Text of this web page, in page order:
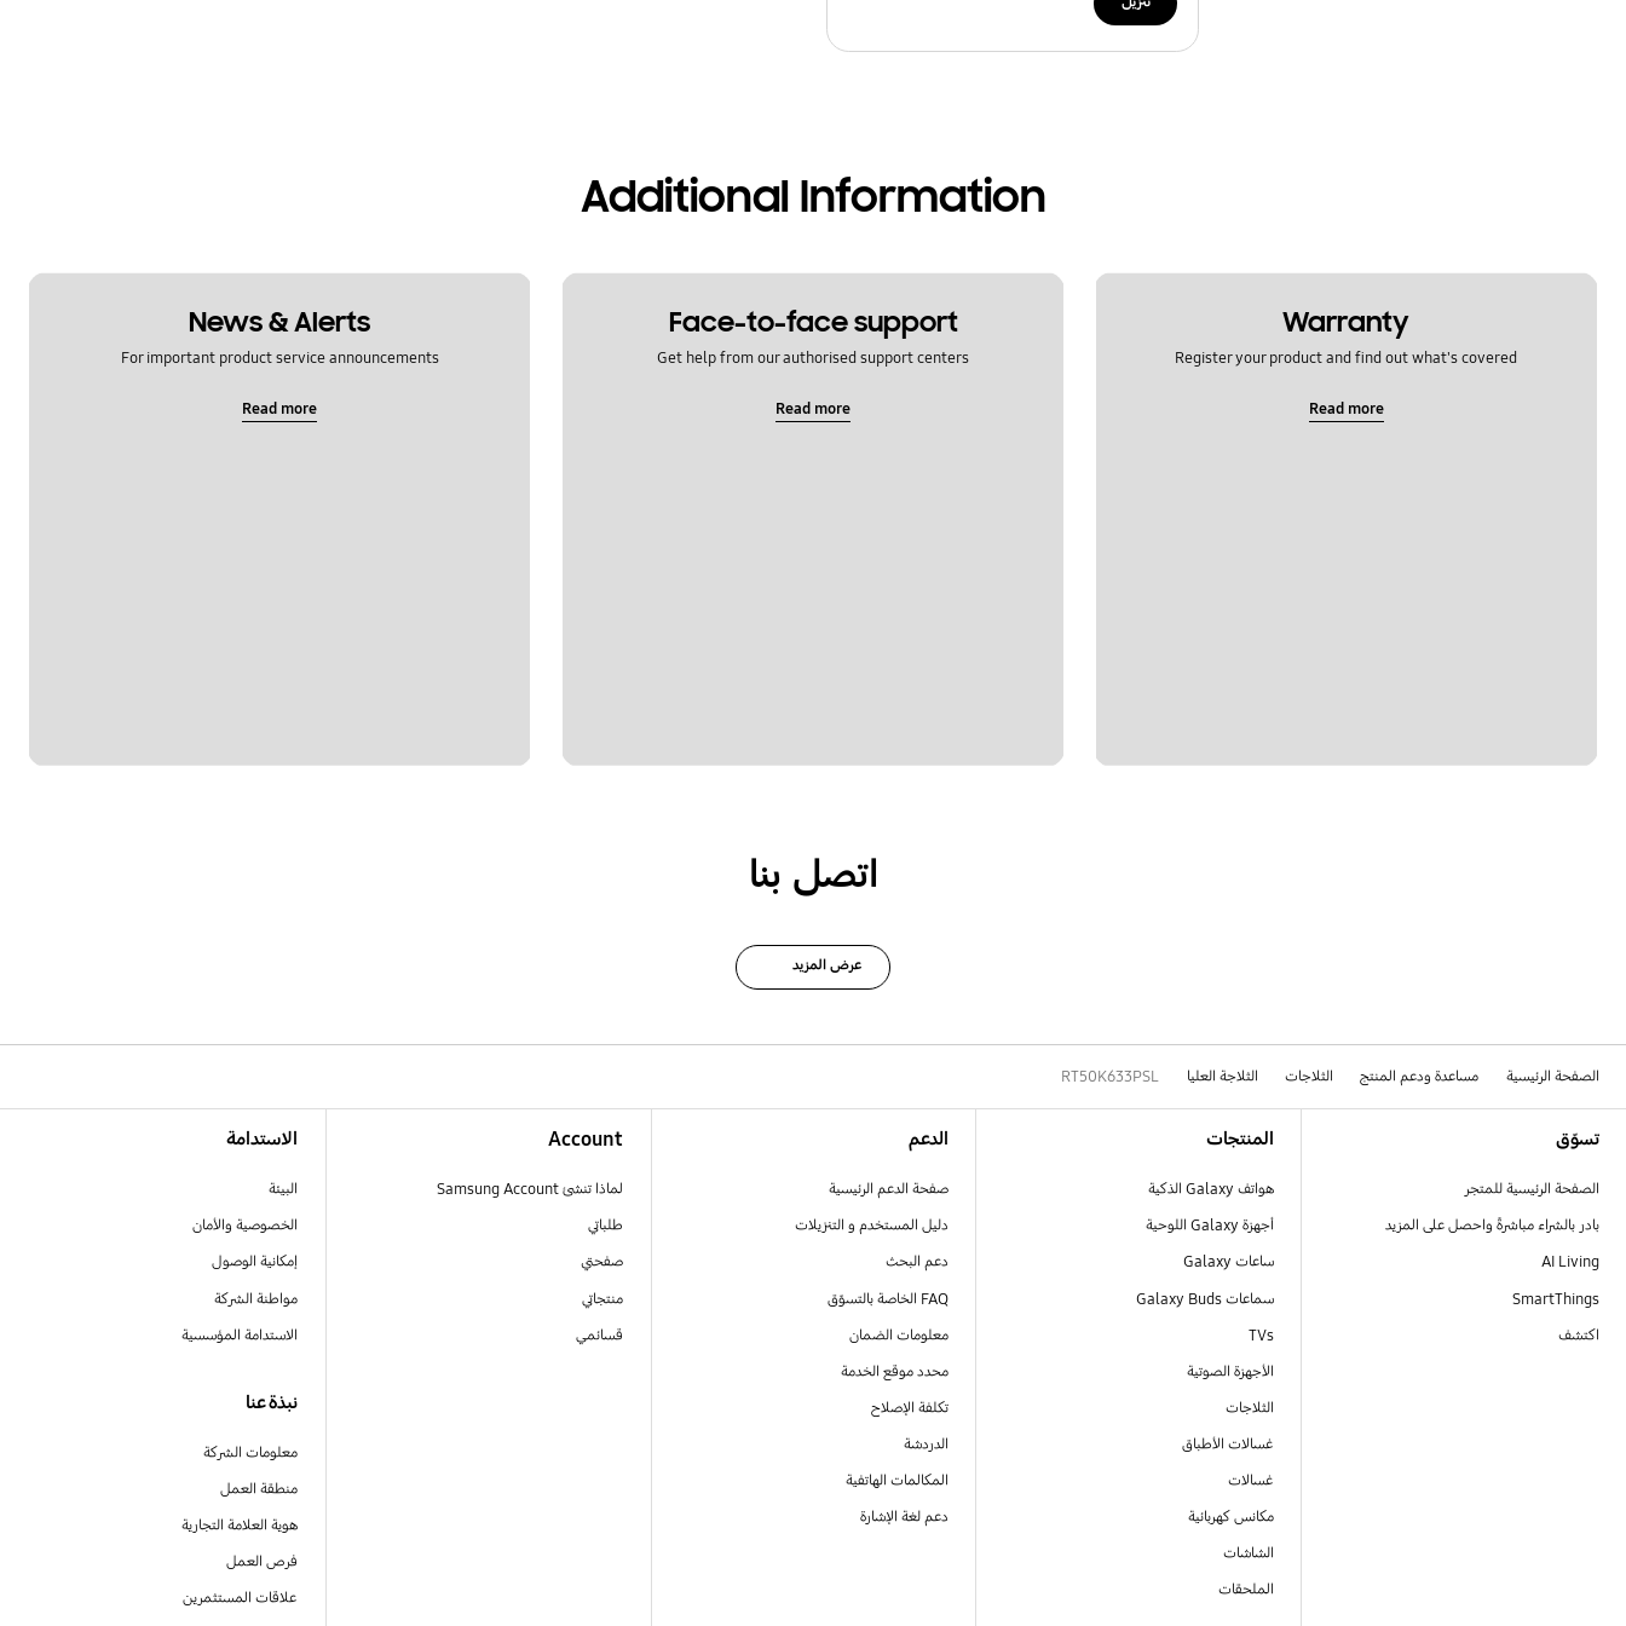
Additional Information
Warranty
Register your product and find out what's covered
Read more
Face-to-face support
Get help from our authorised support centers
Read more
News & Alerts
For important product service announcements
Read more
اتصل بنا
عرض المزيد
الصفحة الرئيسية مساعدة ودعم المنتج الثلاجات الثلاجة العليا RT50K633PSL
تسوّق
الصفحة الرئيسية للمتجر
بادر بالشراء مباشرةً واحصل على المزيد
AI Living
SmartThings
اكتشف
المنتجات
هواتف Galaxy الذكية
أجهزة Galaxy اللوحية
ساعات Galaxy
سماعات Galaxy Buds
TVs
الأجهزة الصوتية
الثلاجات
غسالات الأطباق
غسالات
مكانس كهربائية
الشاشات
الملحقات
الدعم
صفحة الدعم الرئيسية
دليل المستخدم و التنزيلات
دعم البحث
FAQ الخاصة بالتسوّق
معلومات الضمان
محدد موقع الخدمة
تكلفة الإصلاح
الدردشة
المكالمات الهاتفية
دعم لغة الإشارة
Account
لماذا تنشئ Samsung Account
طلباتي
صفحتي
منتجاتي
قسائمي
الاستدامة
البيئة
الخصوصية والأمان
إمكانية الوصول
مواطنة الشركة
الاستدامة المؤسسية
نبذة عنا
معلومات الشركة
منطقة العمل
هوية العلامة التجارية
فرص العمل
علاقات المستثمرين